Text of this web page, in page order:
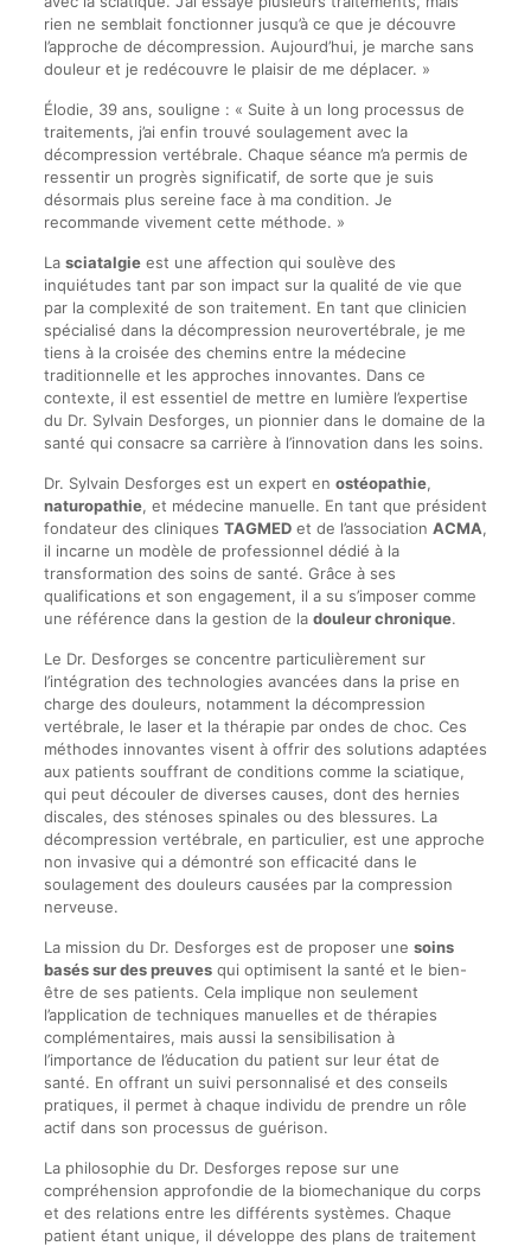
rien ne semblait fonctionner jusqu’à ce que je découvre
l’approche de décompression. Aujourd’hui, je marche sans
douleur et je redécouvre le plaisir de me déplacer. »
Élodie, 39 ans, souligne : « Suite à un long processus de
traitements, j’ai enfin trouvé soulagement avec la
décompression vertébrale. Chaque séance m’a permis de
ressentir un progrès significatif, de sorte que je suis
désormais plus sereine face à ma condition. Je
recommande vivement cette méthode. »
La sciatalgieest une affection qui soulève des
inquiétudes tant par son impact sur la qualité de vie que
par la complexité de son traitement. En tant que clinicien
spécialisé dans la décompression neurovertébrale, je me
tiens à la croisée des chemins entre la médecine
traditionnelle et les approches innovantes. Dans ce
contexte, il est essentiel de mettre en lumière l’expertise
du Dr. Sylvain Desforges, un pionnier dans le domaine de la
santé qui consacre sa carrière à l’innovation dans les soins.
Dr. Sylvain Desforges est un expert en ostéopathie,
naturopathie, et médecine manuelle. En tant que président
fondateur des cliniques TAGMEDet de l’association ACMA,
il incarne un modèle de professionnel dédié à la
transformation des soins de santé. Grâce à ses
qualifications et son engagement, il a su s’imposer comme
une référence dans la gestion de la douleur chronique.
Le Dr. Desforges se concentre particulièrement sur
l’intégration des technologies avancées dans la prise en
charge des douleurs, notamment la décompression
vertébrale, le laser et la thérapie par ondes de choc. Ces
méthodes innovantes visent à offrir des solutions adaptées
aux patients souffrant de conditions comme la sciatique,
qui peut découler de diverses causes, dont des hernies
discales, des sténoses spinales ou des blessures. La
décompression vertébrale, en particulier, est une approche
non invasive qui a démontré son efficacité dans le
soulagement des douleurs causées par la compression
nerveuse.
La mission du Dr. Desforges est de proposer une soins
basés sur des preuvesqui optimisent la santé et le bien-
être de ses patients. Cela implique non seulement
l’application de techniques manuelles et de thérapies
complémentaires, mais aussi la sensibilisation à
l’importance de l’éducation du patient sur leur état de
santé. En offrant un suivi personnalisé et des conseils
pratiques, il permet à chaque individu de prendre un rôle
actif dans son processus de guérison.
La philosophie du Dr. Desforges repose sur une
compréhension approfondie de la biomechanique du corps
et des relations entre les différents systèmes. Chaque
patient étant unique, il développe des plans de traitement